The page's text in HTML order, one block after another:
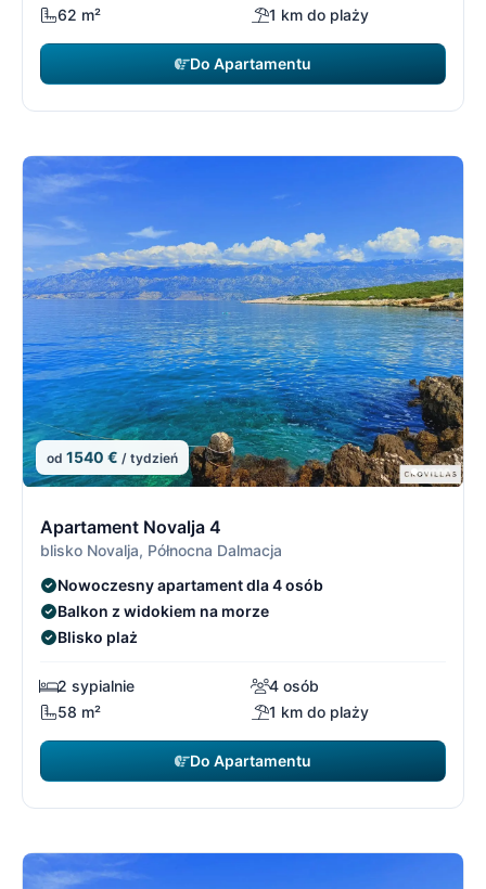
62 m²
1 km do plaży
Do Apartamentu
od 1540 € / tydzień
Apartament Novalja 4
blisko Novalja, Północna Dalmacja
Nowoczesny apartament dla 4 osób
Balkon z widokiem na morze
Blisko plaż
2 sypialnie
4 osób
58 m²
1 km do plaży
Do Apartamentu